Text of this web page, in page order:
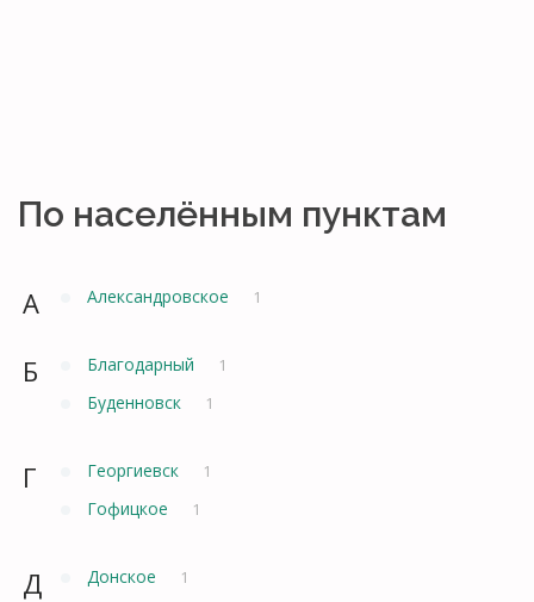
По населённым пунктам
А Александровское 1
Б Благодарный 1
Буденновск 1
Г Георгиевск 1
Гофицкое 1
Д Донское 1